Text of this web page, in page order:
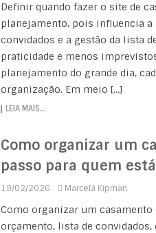
Definir quando fazer o site de
planejamento, pois influencia
convidados e a gestão da lista
praticidade e menos
planejamento do grande dia,
organização. Em meio […]
LEIA MAIS…
Como organizar um
passo para quem
19/02/2026 Marcela Kipman
Como organizar um
orçamento, lista de